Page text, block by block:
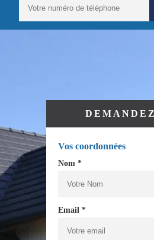
Vos coordonnées
Nom *
Email *